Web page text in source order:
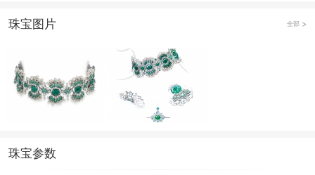
珠宝图片 全部
珠宝参数